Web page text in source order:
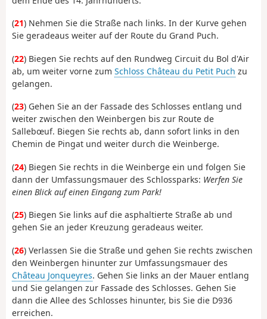
(21) Nehmen Sie die Straße nach links. In der Kurve gehen
Sie geradeaus weiter auf der Route du Grand Puch.
(22) Biegen Sie rechts auf den Rundweg Circuit du Bol d'Air
ab, um weiter vorne zum Schloss Château du Petit Puch zu
gelangen.
(23) Gehen Sie an der Fassade des Schlosses entlang und
weiter zwischen den Weinbergen bis zur Route de
Sallebœuf. Biegen Sie rechts ab, dann sofort links in den
Chemin de Pingat und weiter durch die Weinberge.
(24) Biegen Sie rechts in die Weinberge ein und folgen Sie
dann der Umfassungsmauer des Schlossparks: Werfen Sie
einen Blick auf einen Eingang zum Park!
(25) Biegen Sie links auf die asphaltierte Straße ab und
gehen Sie an jeder Kreuzung geradeaus weiter.
(26) Verlassen Sie die Straße und gehen Sie rechts zwischen
den Weinbergen hinunter zur Umfassungsmauer des
Château Jonqueyres. Gehen Sie links an der Mauer entlang
und Sie gelangen zur Fassade des Schlosses. Gehen Sie
dann die Allee des Schlosses hinunter, bis Sie die D936
erreichen.